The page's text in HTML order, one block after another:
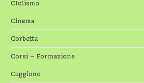
CIclismo
Cinema
Corbetta
Corsi – Formazione
Cuggiono